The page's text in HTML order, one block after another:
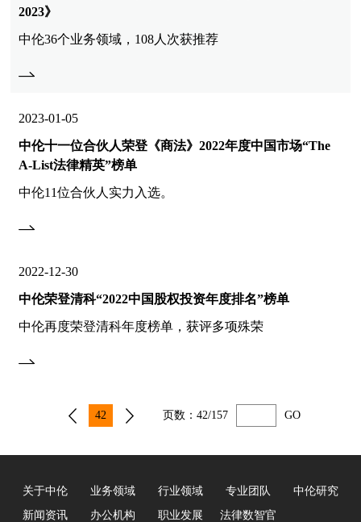
2023》
中伦36个业务领域，108人次获推荐
2023-01-05
中伦十一位合伙人荣登《商法》2022年度中国市场“The
A-List法律精英”榜单
中伦11位合伙人实力入选。
2022-12-30
中伦荣登清科“2022中国股权投资年度排名”榜单
中伦再度荣登清科年度榜单，获评多项殊荣
42 页数： 42/157 GO
关于中伦 业务领域 行业领域 专业团队
中伦研究
新闻资讯
办公机构 职业发展 法律数智官